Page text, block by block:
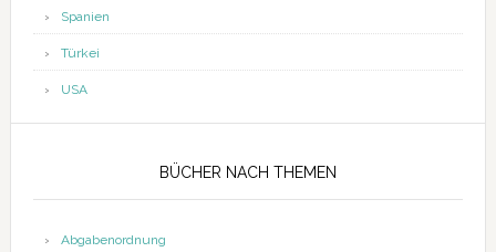
Spanien
Türkei
USA
BÜCHER NACH THEMEN
Abgabenordnung